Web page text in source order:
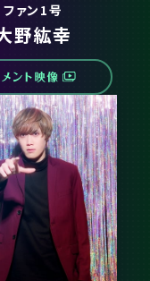
ファン1号
野紘幸